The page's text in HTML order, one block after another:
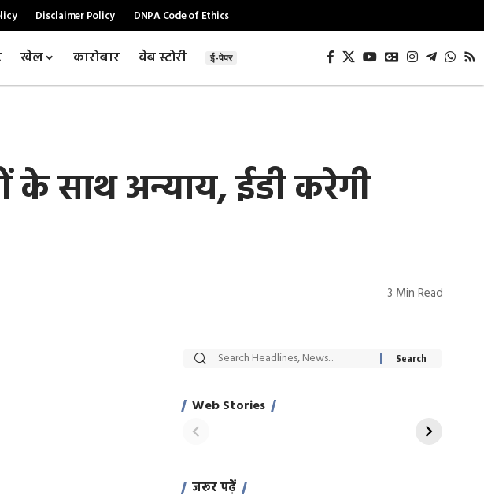
Disclaimer Policy DNPA Code of Ethics
खेल कारोबार वेब स्टोरी ई-पेपर
के साथ अन्याय, ईडी करेगी
3 Min Read
Web Stories
सट्टेबाजी में अरेस्ट हुए
साहिल खान
रोज एक कच्चे लहसुन
जरूर पढ़ें